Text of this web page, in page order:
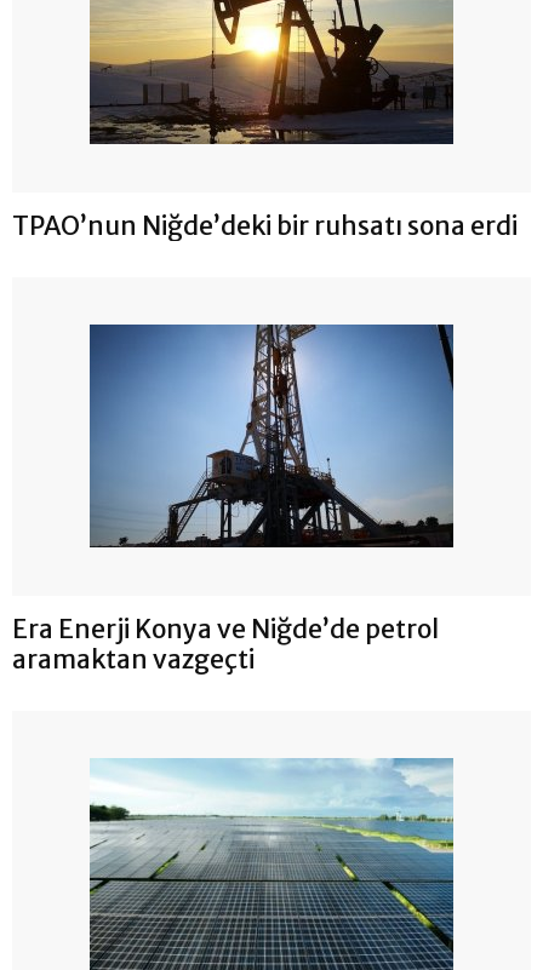
TPAO’nun Niğde’deki bir ruhsatı sona erdi
Era Enerji Konya ve Niğde’de petrol
aramaktan vazgeçti